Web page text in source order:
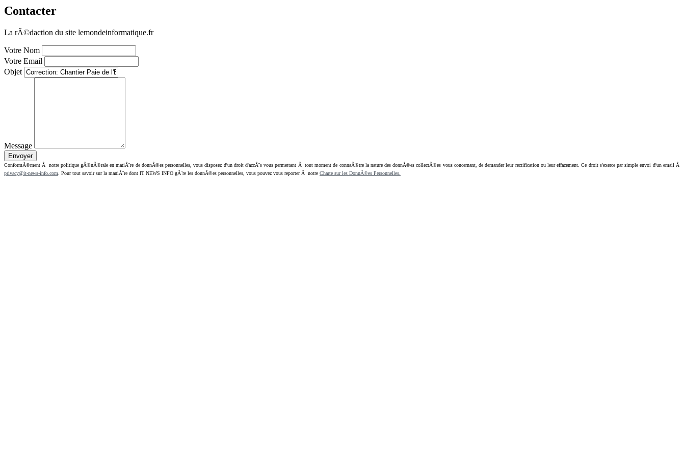
Contacter
La rÃ©daction du site lemondeinformatique.fr
Votre Nom
Votre Email
Objet
Message
ConformÃ©ment Ã notre politique gÃ©nÃ©rale en matiÃ¨re de donnÃ©es personnelles, vous disposez d'un droit d'accÃ¨s vous permettant Ã tout moment de connaÃ®tre la nature des donnÃ©es collectÃ©es vous concernant, de demander leur rectification ou leur effacement. Ce droit s'exerce par simple envoi d'un email Ã
privacy@it-news-info.com . Pour tout savoir sur la maniÃ¨re dont IT NEWS INFO gÃ¨re les donnÃ©es personnelles, vous pouvez vous reporter Ã notre Charte sur les DonnÃ©es Personnelles.